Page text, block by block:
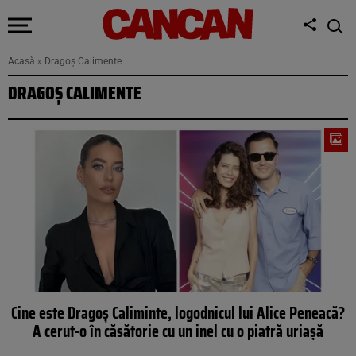
Acasă » Dragoș Calimente
DRAGOȘ CALIMENTE
Cine este Dragoș Caliminte, logodnicul lui Alice Peneacă?
A cerut-o în căsătorie cu un inel cu o piatră uriașă